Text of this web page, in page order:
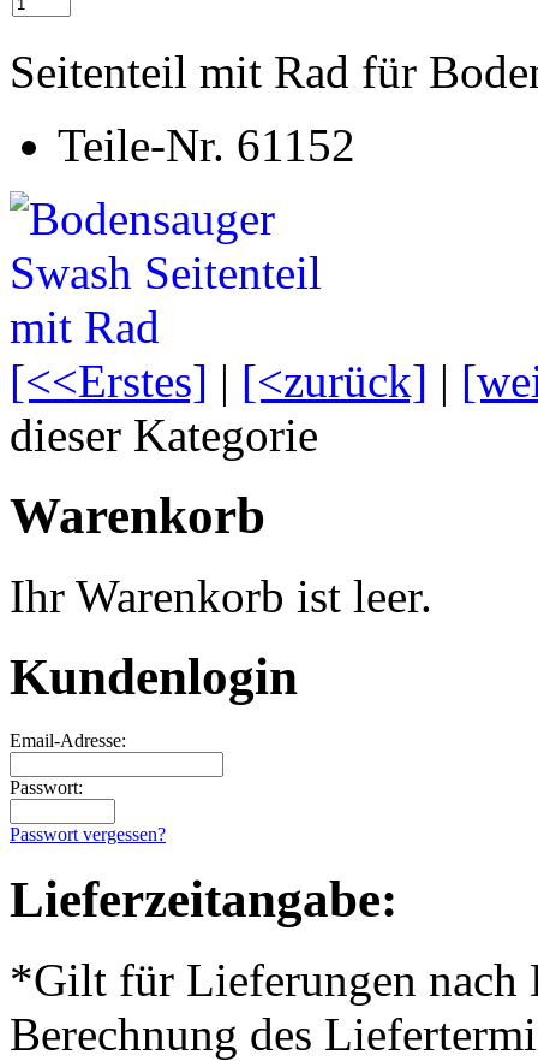
Seitenteil mit Rad für
Teile-Nr. 61152
[<<Erstes] | [<zurück] |
dieser Kategorie
Warenkorb
Ihr Warenkorb ist leer.
Kundenlogin
Email-Adresse:
Passwort:
Passwort vergessen?
Lieferzeitangabe:
*Gilt für Lieferungen nach
Berechnung des